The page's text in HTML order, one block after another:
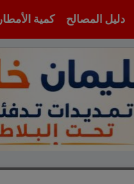
دليل المصالح كمية الأمطار